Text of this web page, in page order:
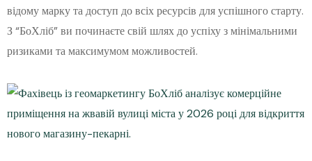
відому марку та доступ до всіх ресурсів для успішного старту.
З “БоХліб” ви починаєте свій шлях до успіху з мінімальними
ризиками та максимумом можливостей.